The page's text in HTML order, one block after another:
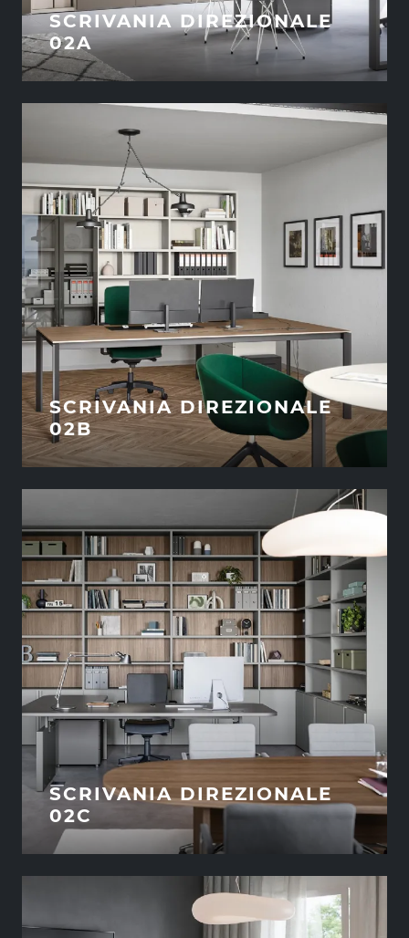
SCRIVANIA DIREZIONALE
02A
SCRIVANIA DIREZIONALE
02B
SCRIVANIA DIREZIONALE
02C